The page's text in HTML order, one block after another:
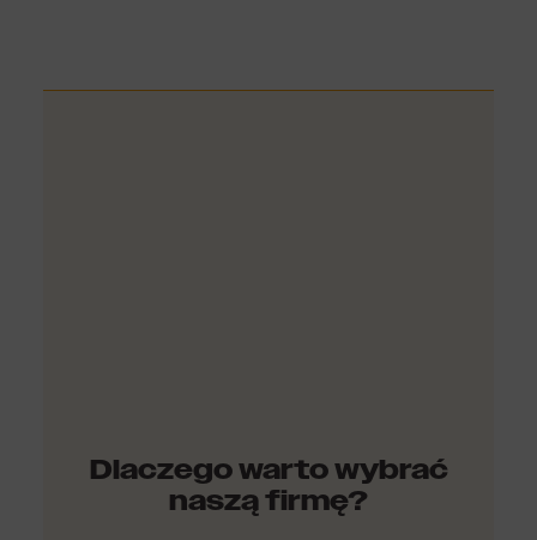
Dlaczego warto wybrać
naszą firmę?